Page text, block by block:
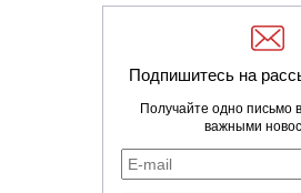
Подпишитесь на
Получайте одно письмо
важными